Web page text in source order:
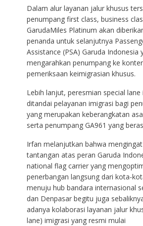
Dalam alur layanan jalur khusus
penumpang first class, business
GarudaMiles Platinum akan
penanda untuk selanjutnya
Assistance (PSA) Garuda Indonesia
mengarahkan penumpang ke
pemeriksaan keimigrasian khusus.
Lebih lanjut, peresmian special lane
ditandai pelayanan imigrasi bagi
yang merupakan keberangkatan
serta penumpang GA961 yang
Irfan melanjutkan bahwa
tantangan atas peran Garuda
national flag carrier yang
penerbangan langsung dari kota-
menuju hub bandara internasional
dan Denpasar begitu juga
adanya kolaborasi layanan jalur
lane) imigrasi yang resmi mulai